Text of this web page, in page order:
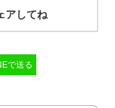
アしてね
で送る